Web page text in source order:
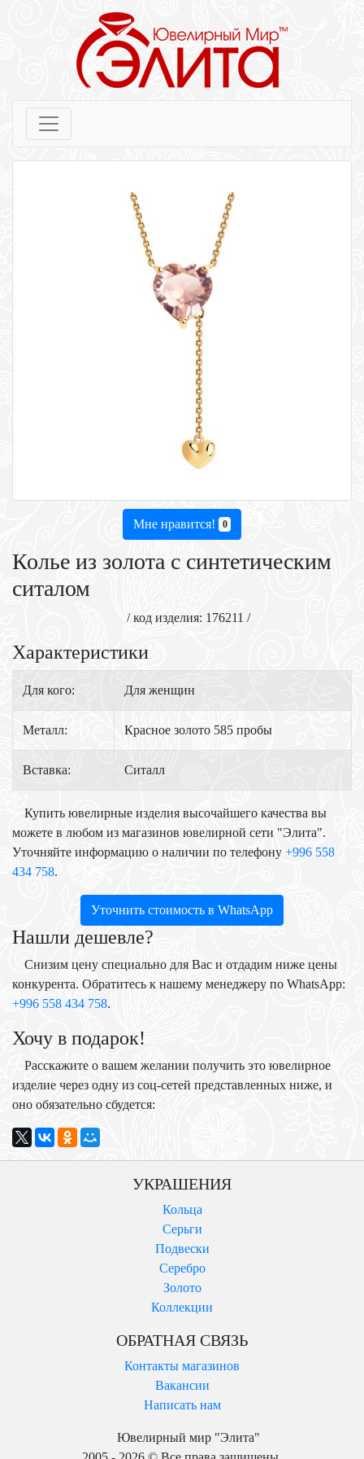
Мне нравится! 0
Колье из золота с синтетическим
ситалом
/ код изделия: 176211 /
Характеристики
Для кого: Для женщин
Металл: Красное золото 585 пробы
Вставка: Ситалл
Купить ювелирные изделия высочайшего качества вы
можете в любом из магазинов ювелирной сети "Элита".
Уточняйте информацию о наличии по телефону +996 558
434 758.
Уточнить стоимость в WhatsApp
Нашли дешевле?
Снизим цену специально для Вас и отдадим ниже цены
конкурента. Обратитесь к нашему менеджеру по WhatsApp:
+996 558 434 758.
Хочу в подарок!
Расскажите о вашем желании получить это ювелирное
изделие через одну из соц-сетей представленных ниже, и
оно обязательно сбудется:
УКРАШЕНИЯ
Кольца
Серьги
Подвески
Серебро
Золото
Коллекции
ОБРАТНАЯ СВЯЗЬ
Контакты магазинов
Вакансии
Написать нам
Ювелирный мир "Элита"